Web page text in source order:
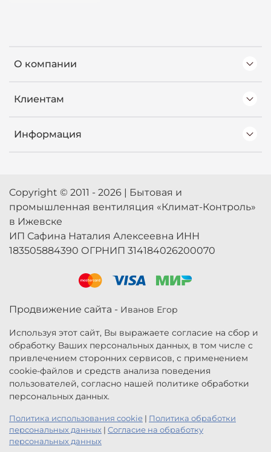
О компании
Клиентам
Информация
Copyright © 2011 - 2026 | Бытовая и
промышленная вентиляция «Климат-Контроль»
в Ижевске
ИП Сафина Наталия Алексеевна ИНН
183505884390 ОГРНИП 314184026200070
Продвижение сайта - Иванов Егор
Используя этот сайт, Вы выражаете согласие на сбор и
обработку Ваших персональных данных, в том числе с
привлечением сторонних сервисов, с применением
cookie-файлов и средств анализа поведения
пользователей, согласно нашей политике обработки
персональных данных.
Политика использования cookie | Политика обработки
персональных данных | Согласие на обработку
персональных данных